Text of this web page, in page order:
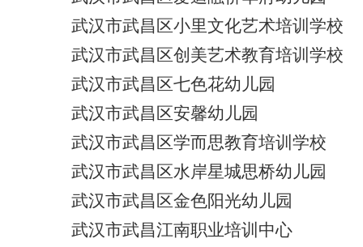
武汉市武昌区小里文化艺术培训学校
武汉市武昌区创美艺术教育培训学校
武汉市武昌区七色花幼儿园
武汉市武昌区安馨幼儿园
武汉市武昌区学而思教育培训学校
武汉市武昌区水岸星城思桥幼儿园
武汉市武昌区金色阳光幼儿园
武汉市武昌江南职业培训中心